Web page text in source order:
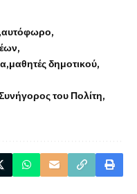
αυτόφωρο
μαθητές δημοτικού
του Πολίτη